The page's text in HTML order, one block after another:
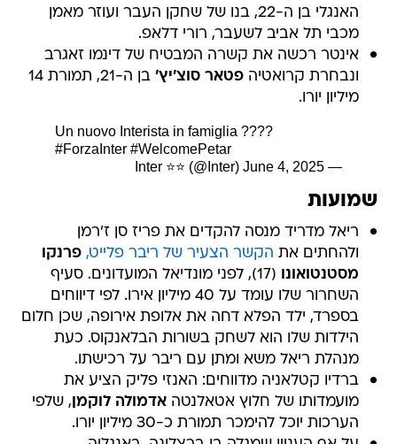
האנגלי בן ה-22, בנו של שחקן העבר ועוזר מאמן
מכבי תל אביב לשעבר, רורי דלאפ.
אינטר רכשה את קשרה המבטיח של דינמו זאגרב
ונבחרת קרואטיהפטאר סוצ'יץ'
בן ה-21, תמורת 14
מיליון יורו.
Un nuovo Interista in famiglia ????
#ForzaInter #WelcomePetar
— Inter ⭐⭐ (@Inter)
June 4, 2025
שמועות
ריאל מדריד מנסה להקדים את פריז סן ז'רמן
ולהחתים את הקשר הצעיר של ריבר פלייט, פרנקו
מסטנטואונו
(17), לפני מונדיאל המועדונים. סעיף
השחרור שלו עומד על 40 מיליון אירו. לפי דיווחים
בספרד, ילד הפלא דחה את אלופת אירופה, שכן חלום
הילדות שלו הוא לשחק בשורות הבלאנקוס. כעת
מנהלת ריאל משא ומתן עם ריבר על רכישתו.
ברדיו קטלאניה מדווחים: האנזי פליק הציע את
מועמדותו של חלוץ אטאלנטהאדמולה לוקמן , שלפי
הערכות יוכל להימכר תמורת כ-30 מיליון יורו.